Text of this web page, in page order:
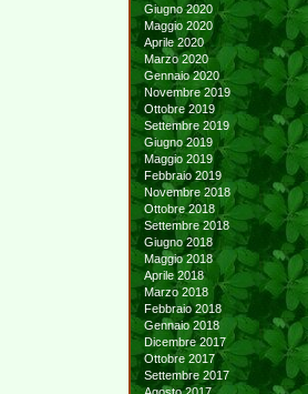
Giugno 2020
Maggio 2020
Aprile 2020
Marzo 2020
Gennaio 2020
Novembre 2019
Ottobre 2019
Settembre 2019
Giugno 2019
Maggio 2019
Febbraio 2019
Novembre 2018
Ottobre 2018
Settembre 2018
Giugno 2018
Maggio 2018
Aprile 2018
Marzo 2018
Febbraio 2018
Gennaio 2018
Dicembre 2017
Ottobre 2017
Settembre 2017